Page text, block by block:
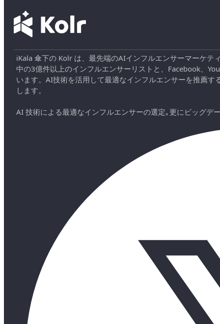
iKala 傘下の Kolr は、最先端のAIインフルエンサーマーケ
中の3億件以上のインフルエンサーリストと、Facebook、
います。AI技術を活用して最適なインフルエンサーを推薦
します。
AI 技術による最適なインフルエンサーの選定｡更にビッグデ